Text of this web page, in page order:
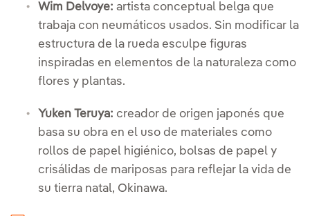
Wim Delvoye: artista conceptual belga que
trabaja con neumáticos usados. Sin modificar la
estructura de la rueda esculpe figuras
inspiradas en elementos de la naturaleza como
flores y plantas.
Yuken Teruya: creador de origen japonés que
basa su obra en el uso de materiales como
rollos de papel higiénico, bolsas de papel y
crisálidas de mariposas para reflejar la vida de
su tierra natal, Okinawa.